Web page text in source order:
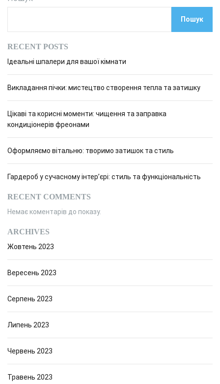
Пошук
RECENT POSTS
Ідеальні шпалери для вашої кімнати
Викладання пічки: мистецтво створення тепла та затишку
Цікаві та корисні моменти: чищення та заправка
кондиціонерів фреонами
Оформляємо вітальню: творимо затишок та стиль
Гардероб у сучасному інтер’єрі: стиль та функціональність
RECENT COMMENTS
Немає коментарів до показу.
ARCHIVES
Жовтень 2023
Вересень 2023
Серпень 2023
Липень 2023
Червень 2023
Травень 2023